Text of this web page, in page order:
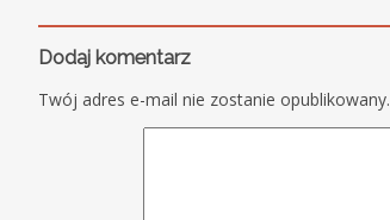
Dodaj komentarz
Twój adres e-mail nie zostanie opublikowany.